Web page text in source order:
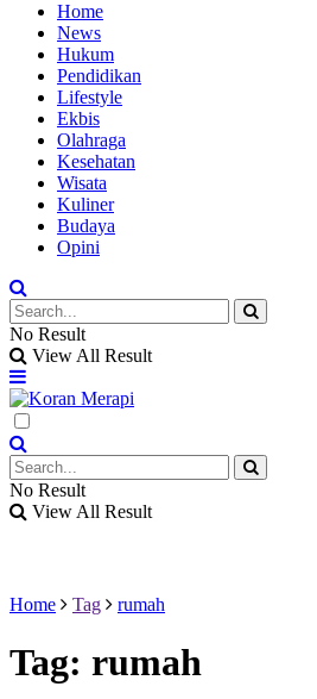
Home
News
Hukum
Pendidikan
Lifestyle
Ekbis
Olahraga
Kesehatan
Wisata
Kuliner
Budaya
Opini
No Result
View All Result
No Result
View All Result
Home Tag rumah
Tag: rumah